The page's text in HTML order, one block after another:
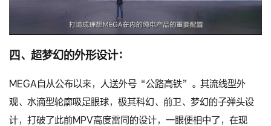
四、超梦幻的外形设计：
MEGA自从公布以来，人送外号“公路高铁”。其流线型外
观、水滴型轮廓吸足眼球，极其科幻、前卫、梦幻的子弹头设
计，打破了此前MPV高度雷同的设计，一眼便相中了，在现